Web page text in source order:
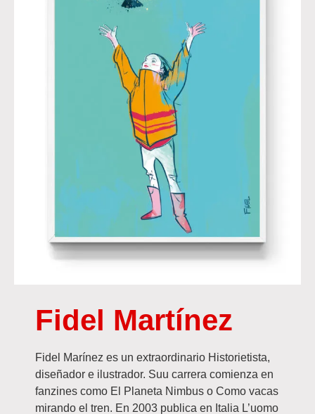
Fidel Martínez
Fidel Marínez es un extraordinario Historietista,
diseñador e ilustrador. Suu carrera comienza en
fanzines como El Planeta Nimbus o Como vacas
mirando el tren. En 2003 publica en Italia L’uomo